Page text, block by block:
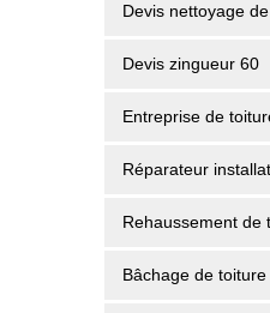
Devis nettoyage
Devis zingueur 60
Entreprise de
Réparateur
Rehaussement de
Bâchage de toiture